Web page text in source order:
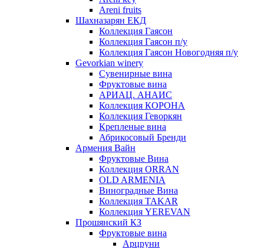
Areni fruits
Шахназарян ЕКД
Коллекция Гаясон
Коллекция Гаясон п/у
Коллекция Гаясон Новогодняя п/у
Gevorkian winery
Сувенирные вина
Фруктовые вина
АРИАЦ. АНАИС
Коллекция КОРОНА
Коллекция Геворкян
Крепленые вина
Абрикосовый Бренди
Армения Вайн
Фруктовые Вина
Коллекция ORRAN
OLD ARMENIA
Виноградные Вина
Коллекция TAKAR
Коллекция YEREVAN
Прошянский КЗ
Фруктовые вина
Арцруни